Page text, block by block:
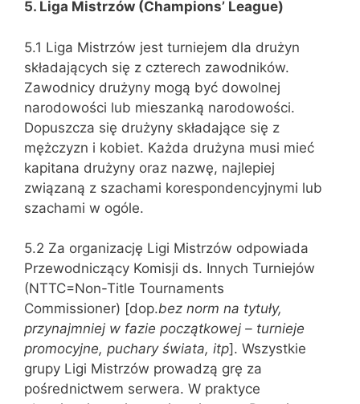
5. Liga Mistrzów (Champions’ League)
5.1 Liga Mistrzów jest turniejem dla drużyn
składających się z czterech zawodników.
Zawodnicy drużyny mogą być dowolnej
narodowości lub mieszanką narodowości.
Dopuszcza się drużyny składające się z
mężczyzn i kobiet. Każda drużyna musi mieć
kapitana drużyny oraz nazwę, najlepiej
związaną z szachami korespondencyjnymi lub
szachami w ogóle.
5.2 Za organizację Ligi Mistrzów odpowiada
Przewodniczący Komisji ds. Innych Turniejów
(NTTC=Non-Title Tournaments
Commissioner) [dop.bez norm na tytuły,
przynajmniej w fazie początkowej – turnieje
promocyjne, puchary świata, itp]. Wszystkie
grupy Ligi Mistrzów prowadzą grę za
pośrednictwem serwera. W praktyce